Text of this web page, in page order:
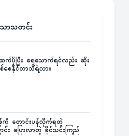
ောသတင်း
ပိုပြီး ရေသောက်ရင်လည်း ဆိုး
စ်စေနိုင်တာသိရဲ့လား
ကို တောင်းပန်လိုက်ရတဲ့
င်း ပြောလာတဲ့ ခိုင်သင်းကြည်